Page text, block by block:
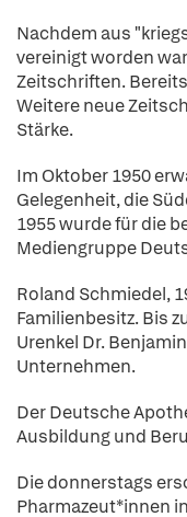
Nachdem aus
vereinigt worden
Zeitschriften.
Weitere neue
Stärke.
Im Oktober 1950
Gelegenheit, die
1955 wurde für die
Mediengruppe
Roland Schmiedel,
Familienbesitz. Bis
Urenkel Dr.
Unternehmen.
Der Deutsche
Ausbildung und
Die donnerstags
Pharmazeut*innen